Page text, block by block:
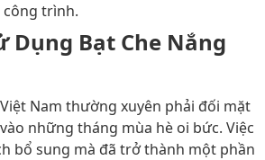
trình.
Dụng Bạt Che Nắng
Nam thường xuyên phải đối mặt
những tháng mùa hè oi bức. Việc
bổ sung mà đã trở thành một phần